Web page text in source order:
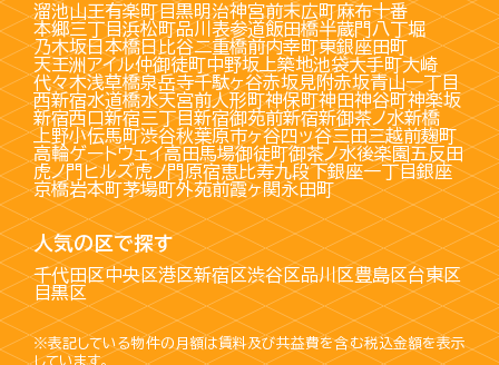
溜池山王有楽町目黒明治神宮前末広町麻布十番
本郷三丁目浜松町品川 表参道飯田橋半蔵門八丁堀
乃木坂日本橋日比谷二重橋前内幸町東銀座田町
天王洲アイル仲御徒町中野坂上築地池袋大手町大崎
代々木浅草橋泉岳寺千駄ヶ谷赤坂見附赤坂青山一丁目
西新宿水道橋水天宮前人形町神保町神田神谷町神楽坂
新宿西口新宿三丁目新宿御苑前新宿新御茶ノ水新橋
上野小伝馬町渋谷秋葉原市ヶ谷四ッ谷三田三越前麹町
高輪ゲートウェイ高田馬場御徒町御茶ノ水後楽園五反田
虎ノ門ヒルズ虎ノ門原宿恵比寿九段下銀座一丁目銀座
京橋岩本町茅場町外苑前霞ヶ関永田町
人気の区で探す
千代田区中央区港区新宿区渋谷区品川区豊島区台東区
目黒区
※表記している物件の月額は賃料及び共益費を含む税込金額を表示
しています。